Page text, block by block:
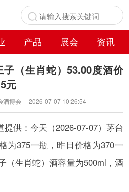
产品 展会
资讯
子（生肖蛇）53.00度酒价
元
酒博会 | 2026-07-07 10:26:54
提供：今天（2026-07-07）茅台
为375一瓶，昨日价格为370一
（生肖蛇）酒容量为500ml，酒